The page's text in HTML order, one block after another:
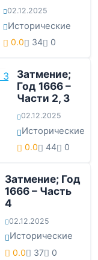
02.12.2025
Исторические
0.0 34 0
Затмение;
Год 1666 –
Части 2, 3
02.12.2025
Исторические
0.0 44 0
Затмение; Год
1666 – Часть
4
02.12.2025
Исторические
0.0 37 0